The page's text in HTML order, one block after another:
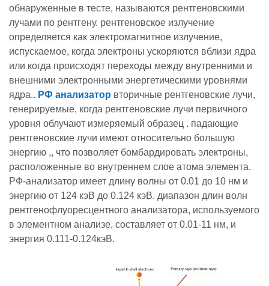
обнаруженные в тесте, называются рентгеновскими
лучами по рентгену. рентгеновское излучение
определяется как электромагнитное излучение,
испускаемое, когда электроны ускоряются вблизи ядра
или когда происходят переходы между внутренними и
внешними электронными энергетическими уровнями
ядра.. РФ анализатор вторичные рентгеновские лучи,
генерируемые, когда рентгеновские лучи первичного
уровня облучают измеряемый образец . падающие
рентгеновские лучи имеют относительно большую
энергию ,, что позволяет бомбардировать электроны,
расположенные во внутреннем слое атома элемента.
РФ-анализатор имеет длину волны от 0.01 до 10 нм и
энергию от 124 кэВ до 0.124 кэВ. диапазон длин волн
рентгенофлуоресцентного анализатора, используемого
в элементном анализе, составляет от 0.01-11 нм, и
энергия 0.111-0.124кэВ.